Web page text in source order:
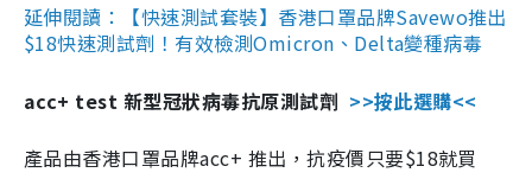
延伸閱讀：【快速測試套裝】香港口罩品牌Savewo推出
$18快速測試劑！有效檢測Omicron、Delta變種病毒
acc+ test 新型冠狀病毒抗原測試劑 >>按此選購<<
產品由香港口罩品牌acc+ 推出，抗疫價只要$18就買